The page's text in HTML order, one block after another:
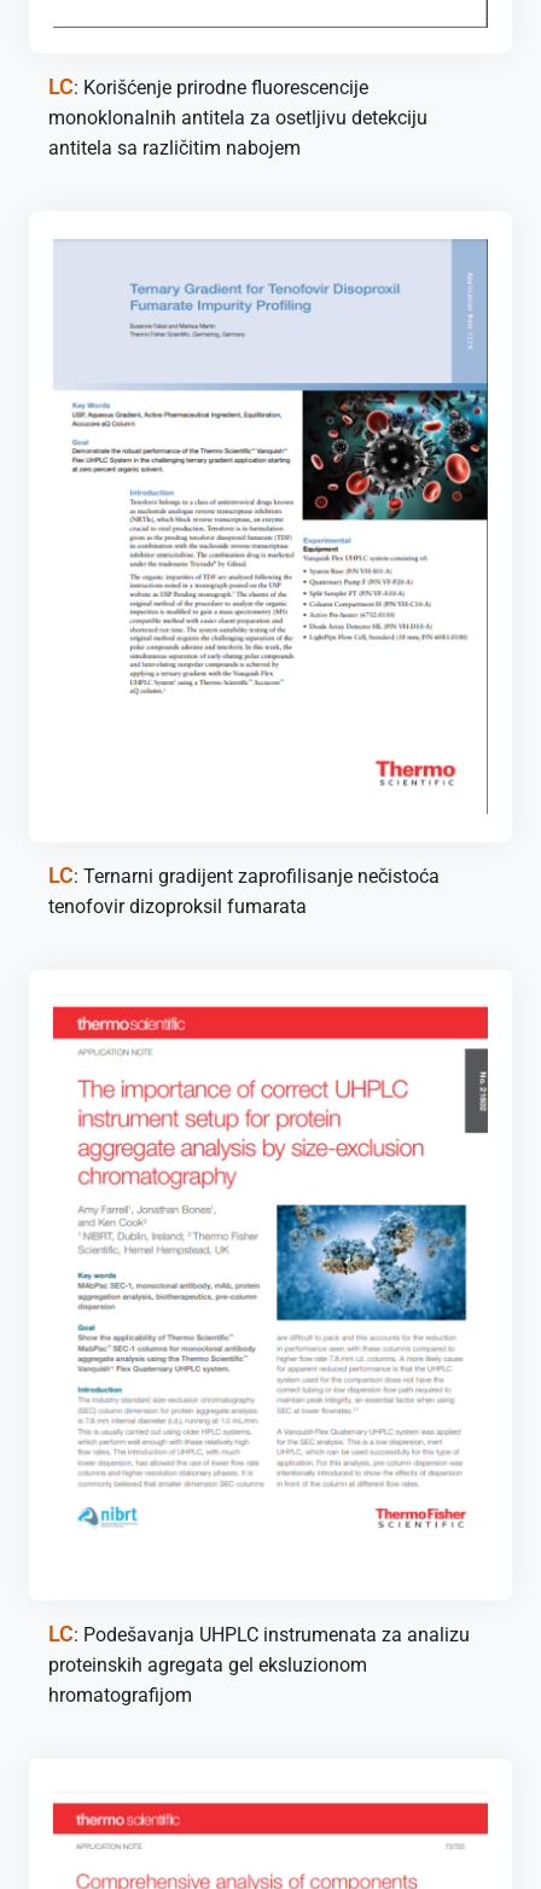
LC: Korišćenje prirodne fluorescencije
monoklonalnih antitela za osetljivu detekciju
antitela sa različitim nabojem
LC: Ternarni gradijent zaprofilisanje nečistoća
tenofovir dizoproksil fumarata
LC: Podešavanja UHPLC instrumenata za analizu
proteinskih agregata gel eksluzionom
hromatografijom